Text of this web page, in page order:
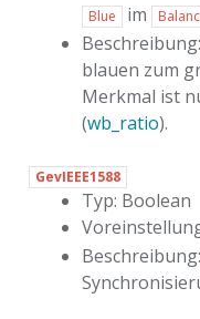
Blue im
blauen zum
Merkmal ist
(wb_ratio).
GevIEEE1588
Typ: Boolean